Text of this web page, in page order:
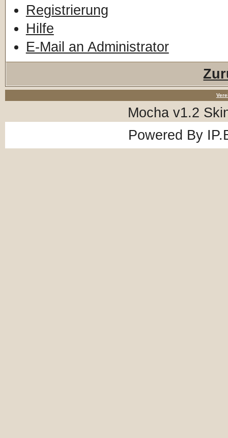
Registrierung
Hilfe
E-Mail an Administrator
Mocha v1.2
Powered By